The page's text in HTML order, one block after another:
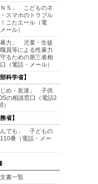
ＮＳ」 こどものネ
スマホのトラブル
こたエール（電
ール）
暴力」 児童・生徒
員等による性暴力
るための第三者相
（電話・メール）
部科学省】
じめ・友達」 子供
の相談窓口（電話2
省】
んでも」 子どもの
番（電話・メー
書一覧